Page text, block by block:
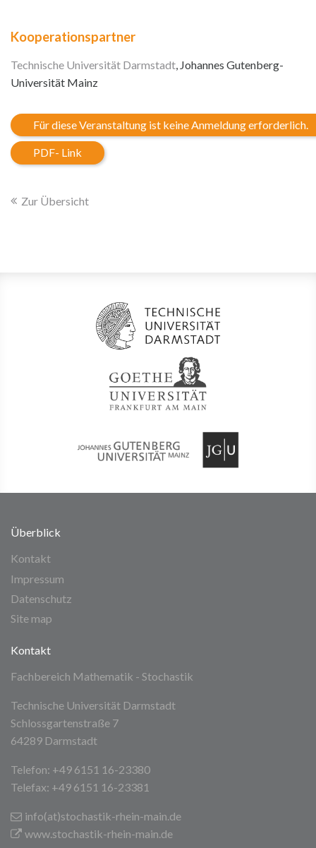
Kooperationspartner
Technische Universität Darmstadt , Johannes Gutenberg-
Universität Mainz
Für diese Veranstaltung ist keine Anmeldung erforderlich.
PDF- Link
Zur Übersicht
Überblick
Kontakt
Impressum
Datenschutz
Site map
Kontakt
Fachbereich Mathematik - Stochastik
Technische Universität Darmstadt
Schlossgartenstraße 7
64289 Darmstadt
Telefon: +49 6151 16-23380
Telefax: +49 6151 16-23381
info(at)stochastik-rhein-main.de
www.stochastik-rhein-main.de